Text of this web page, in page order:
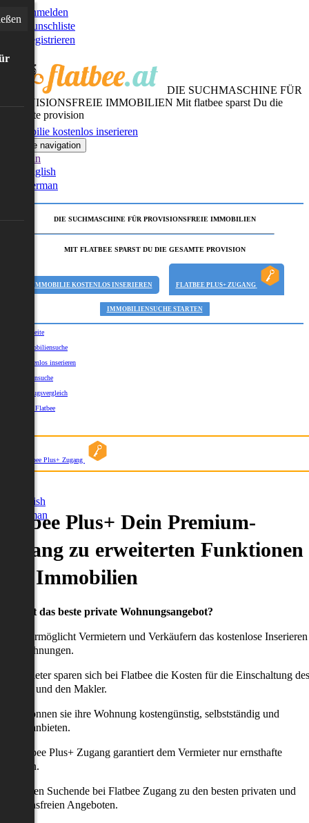
Anmelden
Wunschliste
Registrieren
DIE SUCHMASCHINE FÜR
PROVISIONSFREIE IMMOBILIEN Mit flatbee sparst Du die
gesamte provision
Immobilie kostenlos inserieren
Toggle navigation
German
English
German
DIE SUCHMASCHINE FÜR PROVISIONSFREIE IMMOBILIEN
MIT FLATBEE SPARST DU DIE GESAMTE PROVISION
IMMOBILIE KOSTENLOS INSERIEREN FLATBEE PLUS+ ZUGANG
IMMOBILIENSUCHE STARTEN
Startseite
Immobiliensuche
Kostenlos inserieren
Kartensuche
Umzugsvergleich
Über Flatbee
Flatbee Plus+ Zugang
English
German
Plus+ Dein Premium-
zu erweiterten Funktionen
Immobilien
willst das beste private Wohnungsangebot?
ermöglicht Vermietern und Verkäufern das kostenlose Inserieren
Wohnungen.
Anbieter sparen sich bei Flatbee die Kosten für die Einschaltung des
und den Makler.
können sie ihre Wohnung kostengünstig, selbstständig und
anbieten.
Flatbee Plus+ Zugang garantiert dem Vermieter nur ernsthafte
erhalten Suchende bei Flatbee Zugang zu den besten privaten und
Angeboten.